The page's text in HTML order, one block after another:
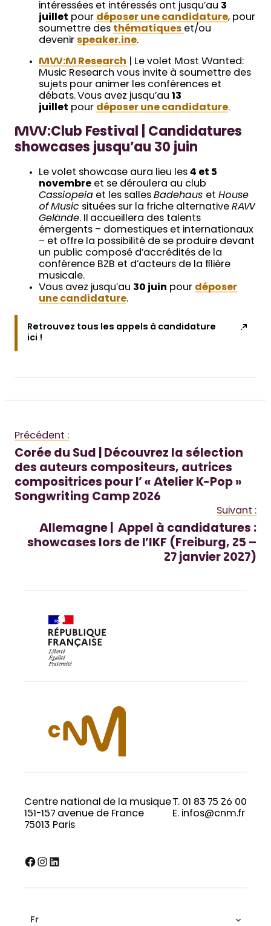
intéressées et intéressés ont jusqu’au 3
juillet pour déposer une candidature, pour
soumettre des thématiques et/ou
devenir speaker.ine.
MW:M Research | Le volet Most Wanted:
Music Research vous invite à soumettre des
sujets pour animer les conférences et
débats. Vous avez jusqu’au 13
juillet pour déposer une candidature.
MW:Club Festival | Candidatures
showcases jusqu’au 30 juin
Le volet showcase aura lieu les 4 et 5
novembre et se déroulera au club
Cassiopeia et les salles Badehaus et House
of Music situées sur la friche alternative RAW
Gelände. Il accueillera des talents
émergents – domestiques et internationaux
– et offre la possibilité de se produire devant
un public composé d’accrédités de la
conférence B2B et d’acteurs de la filière
musicale.
Vous avez jusqu’au 30 juin pour déposer
une candidature.
Retrouvez tous les appels à candidature
ici !
Précédent :
Corée du Sud | Découvrez la sélection
des auteurs compositeurs, autrices
compositrices pour l’ « Atelier K-Pop »
Songwriting Camp 2026
Suivant :
Allemagne | Appel à candidatures :
showcases lors de l’IKF (Freiburg, 25 –
27 janvier 2027)
Centre national de la musique
151-157 avenue de France
75013 Paris
T. 01 83 75 26 00
E. infos@cnm.fr
Facebook InstagramLinkedIn
Fr